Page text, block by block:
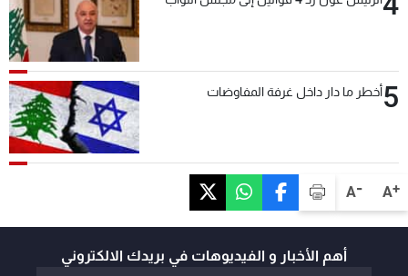
A+
A-
5أخطر ما دار داخل غرفة المفاوضات
أهم الأخبار و الفيديوهات في بريدك الالكتروني